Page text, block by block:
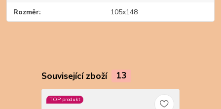
Rozměr 105x148
Související zboží 13
TOP produkt